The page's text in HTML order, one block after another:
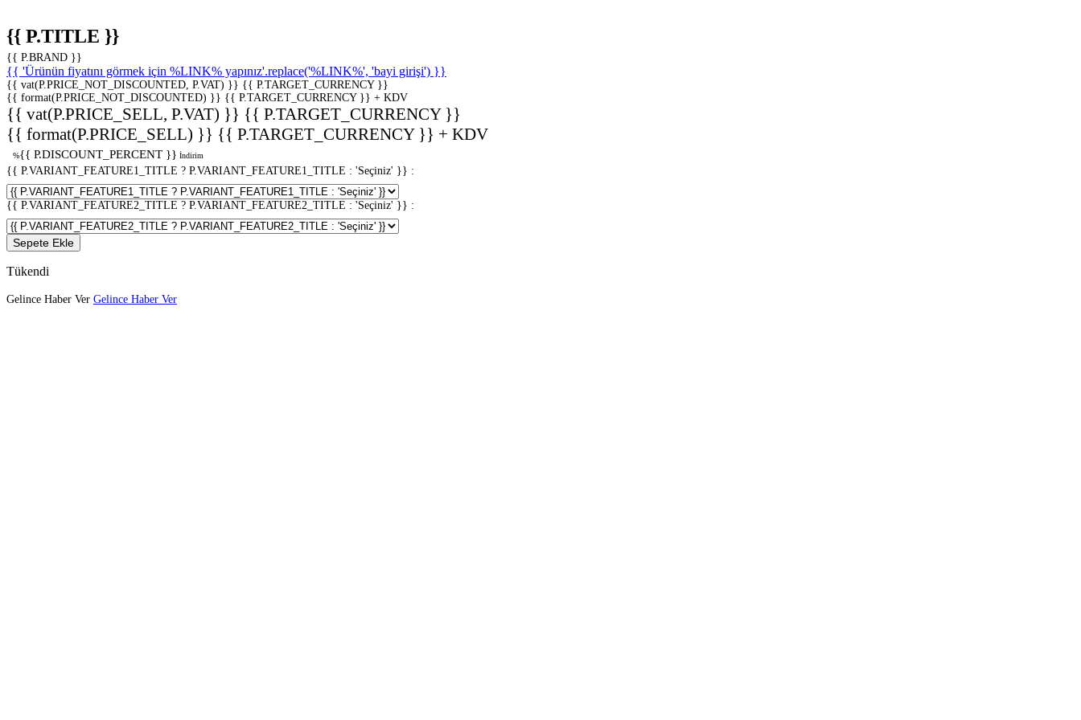
{{ P.TITLE }}
{{ P.BRAND }}
{{ 'Ürünün fiyatını görmek için %LINK% yapınız'.replace('%LINK%', 'bayi girişi') }}
{{ vat(P.PRICE_NOT_DISCOUNTED, P.VAT) }} {{ P.TARGET_CURRENCY }}
{{ format(P.PRICE_NOT_DISCOUNTED) }} {{ P.TARGET_CURRENCY }} + KDV
{{ vat(P.PRICE_SELL, P.VAT) }} {{ P.TARGET_CURRENCY }}
{{ format(P.PRICE_SELL) }} {{ P.TARGET_CURRENCY }} + KDV
%{{ P.DISCOUNT_PERCENT }} İndirim
{{ P.VARIANT_FEATURE1_TITLE ? P.VARIANT_FEATURE1_TITLE : 'Seçiniz' }} :
{{ P.VARIANT_FEATURE2_TITLE ? P.VARIANT_FEATURE2_TITLE : 'Seçiniz' }} :
Sepete Ekle
Tükendi
Gelince Haber Ver Gelince Haber Ver